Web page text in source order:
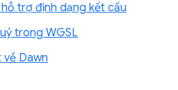
trợ định dạng kết cấu
trong WGSL
Dawn